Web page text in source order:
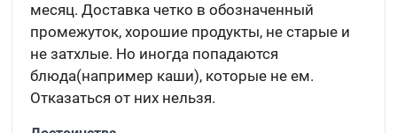
месяц. Доставка четко в обозначенный
промежуток, хорошие продукты, не старые и
не затхлые. Но иногда попадаются
блюда(например каши), которые не ем.
Отказаться от них нельзя.